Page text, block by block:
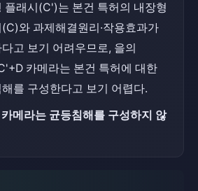
플래시(C')는 본건 특허의 내장형
와 과제해결원리·작용효과가
고 보기 어려우므로, 을의
카메라는 본건 특허에 대한
를 구성한다고 보기 어렵다.
메라는 균등침해를 구성하지 않